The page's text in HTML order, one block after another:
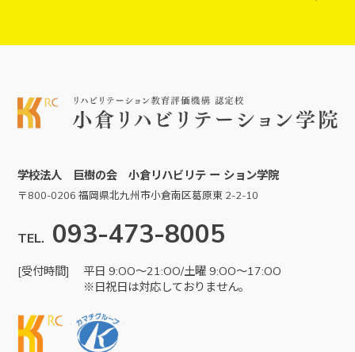
学校法人 巨樹の会 小倉リハビリテ ー ション学院
〒800-0206 福岡県北九州市小倉南区葛原東 2-2-10
TEL. 093-473-8005
[受付時間]
平日 9:OO～21:OO/土曜 9:OO～17:OO
※日祝日は対応しておりません。
KRC